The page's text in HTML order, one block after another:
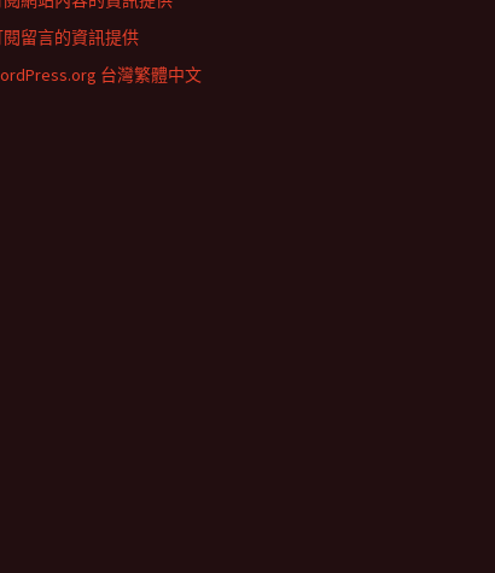
閱留言的資訊提供
台灣繁體中文